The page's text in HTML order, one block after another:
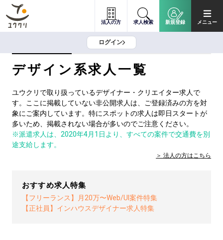
法人の方 求人検索 新規登録 メニュー
ログイン
デザイン系求人一覧
ユウクリで取り扱っているデザイナー・クリエイター求人で
す。ここに掲載していない非公開求人は、ご登録済みの方を対
象にご案内しています。特にスポットの求人は即日スタートが
多いため、掲載されない場合が多いのでご注意ください。
※派遣求人は、2020年4月1日より、すべての案件で交通費を別
途支給します。
法人の方はこちら
おすすめ求人特集
【フリーランス】月20万〜Web/UI案件特集
【正社員】インハウスデザイナー求人特集